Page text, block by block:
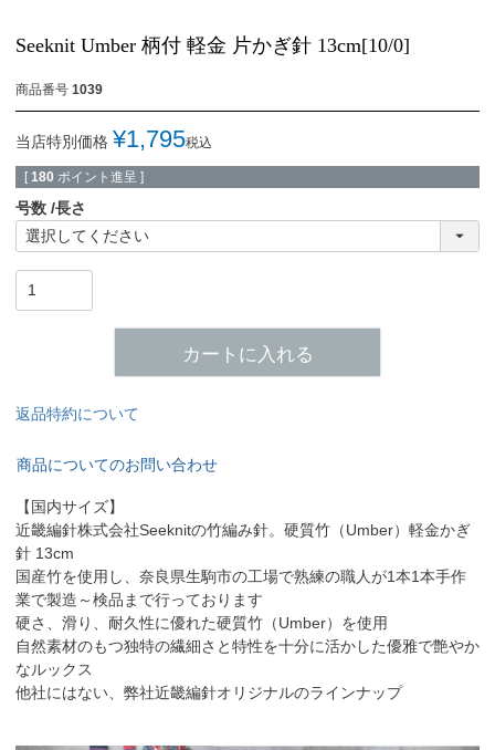
Seeknit Umber 柄付 軽金 片かぎ針 13cm[10/0]
商品番号 1039
当店特別価格 ¥1,795税込
[ 180 ポイント進呈 ]
号数 長さ
カートに入れる
返品特約について
商品についてのお問い合わせ
【国内サイズ】
近畿編針株式会社Seeknitの竹編み針。硬質竹（Umber）軽金かぎ
針 13cm
国産竹を使用し、奈良県生駒市の工場で熟練の職人が1本1本手作
業で製造～検品まで行っております
硬さ、滑り、耐久性に優れた硬質竹（Umber）を使用
自然素材のもつ独特の繊細さと特性を十分に活かした優雅で艶やか
なルックス
他社にはない、弊社近畿編針オリジナルのラインナップ